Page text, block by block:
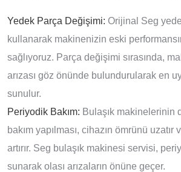
Yedek Parça Değişimi: Orijinal Seg
kullanarak makinenizin eski
sağlıyoruz. Parça değişimi sırasında,
arızası göz önünde bulundurularak en
sunulur.
Periyodik Bakım: Bulaşık makinelerinin
bakım yapılması, cihazın ömrünü uzatır
artırır. Seg bulaşık makinesi servisi,
sunarak olası arızaların önüne geçer.